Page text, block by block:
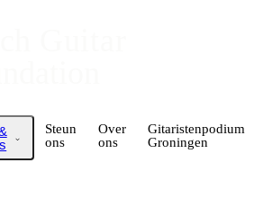
Steun
ons
Over
ons
Gitaristenpodium
Groningen